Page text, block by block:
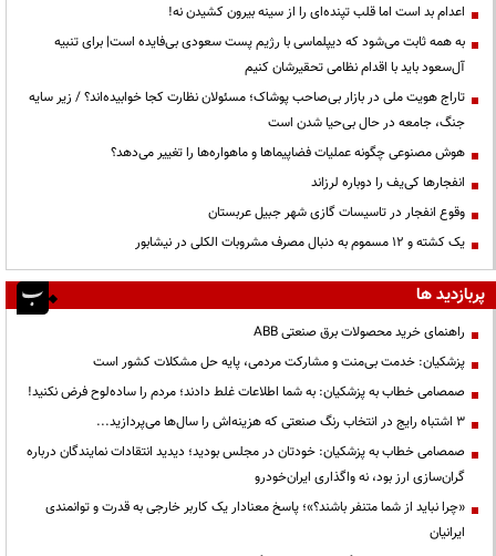
اعدام بد است اما قلب تپنده‌ای را از سینه بیرون کشیدن نه!
به همه ثابت می‌شود که دیپلماسی با رژیم پست سعودی بی‌فایده است| برای تنبیه
آل‌سعود باید با اقدام نظامی تحقیرشان کنیم
تاراج هویت ملی در بازار بی‌صاحب پوشاک؛ مسئولان نظارت کجا خوابیده‌اند؟ / زیر سایه
جنگ، جامعه در حال بی‌حیا شدن است
هوش مصنوعی چگونه عملیات فضاپیماها و ماهواره‌ها را تغییر می‌دهد؟
انفجارها کی‌یف را دوباره لرزاند
وقوع انفجار در تاسیسات گازی شهر جبیل عربستان
یک کشته و ۱۲ مسموم به دنبال مصرف مشروبات الکلی در نیشابور
پربازدید ها
راهنمای خرید محصولات برق صنعتی ABB
پزشکیان: خدمت بی‌منت و مشارکت مردمی، پایه حل مشکلات کشور است
صمصامی خطاب به پزشکیان: به شما اطلاعات غلط دادند؛ مردم را ساده‌لوح فرض نکنید!
3 اشتباه رایج در انتخاب رنگ صنعتی که هزینه‌اش را سال‌ها می‌پردازید...
صمصامی خطاب به پزشکیان: خودتان در مجلس بودید؛ دیدید انتقادات نمایندگان درباره
گران‌سازی ارز بود، نه واگذاری ایران‌خودرو
«چرا نباید از شما متنفر باشند؟»؛ پاسخ معنادار یک کاربر خارجی به قدرت و توانمندی
ایرانیان